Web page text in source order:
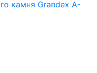
камня Grandex A-